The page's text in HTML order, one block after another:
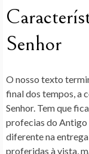
Senhor
O nosso texto
final dos tempos, a
Senhor. Tem que
profecias do Antigo
diferente na
proferidas à vista,